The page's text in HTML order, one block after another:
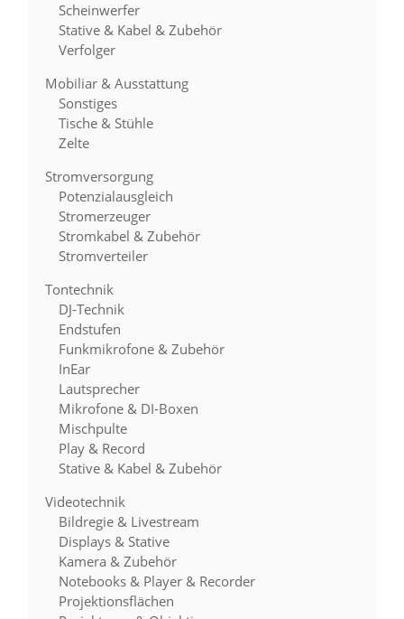
Scheinwerfer
Stative & Kabel & Zubehör
Verfolger
Mobiliar & Ausstattung
Sonstiges
Tische & Stühle
Zelte
Stromversorgung
Potenzialausgleich
Stromerzeuger
Stromkabel & Zubehör
Stromverteiler
Tontechnik
DJ-Technik
Endstufen
Funkmikrofone & Zubehör
InEar
Lautsprecher
Mikrofone & DI-Boxen
Mischpulte
Play & Record
Stative & Kabel & Zubehör
Videotechnik
Bildregie & Livestream
Displays & Stative
Kamera & Zubehör
Notebooks & Player & Recorder
Projektionsflächen